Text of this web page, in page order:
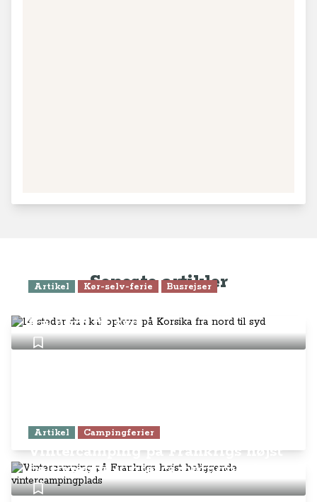
Seneste artikler
Artikel Kør-selv-ferie Busrejser
fra nord til syd
Artikel Campingferier
Vintercamping på Frankrigs højst
beliggende vintercampingplads